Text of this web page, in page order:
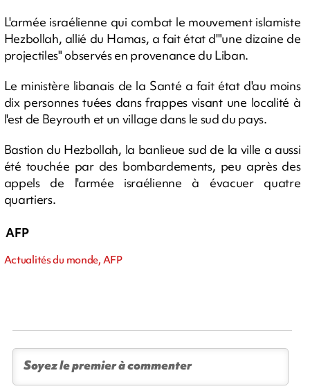
L'armée israélienne qui combat le mouvement islamiste
Hezbollah, allié du Hamas, a fait état d'"une dizaine de
projectiles" observés en provenance du Liban.
Le ministère libanais de la Santé a fait état d'au moins
dix personnes tuées dans frappes visant une localité à
l'est de Beyrouth et un village dans le sud du pays.
Bastion du Hezbollah, la banlieue sud de la ville a aussi
été touchée par des bombardements, peu après des
appels de l'armée israélienne à évacuer quatre
quartiers.
AFP
Actualités du monde, AFP